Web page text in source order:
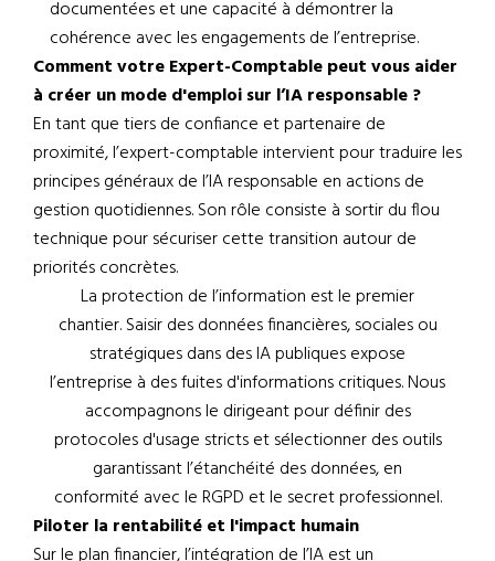
documentées et une capacité à démontrer la
cohérence avec les engagements de l’entreprise.
Comment votre Expert-Comptable peut vous aider
à créer un mode d'emploi sur l’IA responsable ?
En tant que tiers de confiance et partenaire de
proximité, l’expert-comptable intervient pour traduire les
principes généraux de l’IA responsable en actions de
gestion quotidiennes. Son rôle consiste à sortir du flou
technique pour sécuriser cette transition autour de
priorités concrètes.
La protection de l’information est le premier
chantier. Saisir des données financières, sociales ou
stratégiques dans des IA publiques expose
l’entreprise à des fuites d'informations critiques. Nous
accompagnons le dirigeant pour définir des
protocoles d'usage stricts et sélectionner des outils
garantissant l’étanchéité des données, en
conformité avec le RGPD et le secret professionnel.
Piloter la rentabilité et l'impact humain
Sur le plan financier, l’intégration de l’IA est un